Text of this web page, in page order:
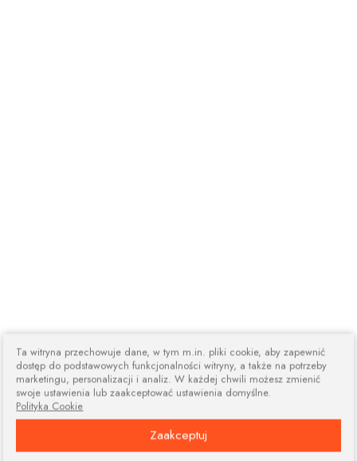
Ta witryna przechowuje dane, w tym m.in. pliki cookie, aby zapewnić
dostęp do podstawowych funkcjonalności witryny, a także na potrzeby
marketingu, personalizacji i analiz. W każdej chwili możesz zmienić
swoje ustawienia lub zaakceptować ustawienia domyślne.
Polityka Cookie
Zaakceptuj